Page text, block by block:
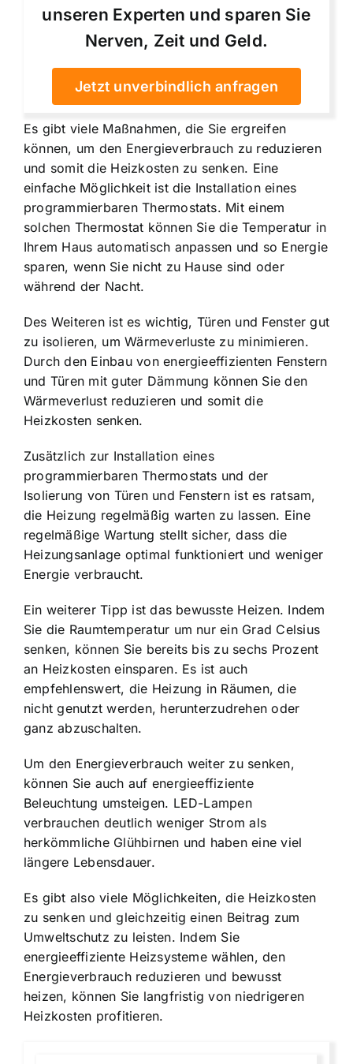
unseren Experten und sparen Sie
Nerven, Zeit und Geld.
Jetzt unverbindlich anfragen
Es gibt viele Maßnahmen, die Sie ergreifen
können, um den Energieverbrauch zu reduzieren
und somit die Heizkosten zu senken. Eine
einfache Möglichkeit ist die Installation eines
programmierbaren Thermostats. Mit einem
solchen Thermostat können Sie die Temperatur in
Ihrem Haus automatisch anpassen und so Energie
sparen, wenn Sie nicht zu Hause sind oder
während der Nacht.
Des Weiteren ist es wichtig, Türen und Fenster gut
zu isolieren, um Wärmeverluste zu minimieren.
Durch den Einbau von energieeffizienten Fenstern
und Türen mit guter Dämmung können Sie den
Wärmeverlust reduzieren und somit die
Heizkosten senken.
Zusätzlich zur Installation eines
programmierbaren Thermostats und der
Isolierung von Türen und Fenstern ist es ratsam,
die Heizung regelmäßig warten zu lassen. Eine
regelmäßige Wartung stellt sicher, dass die
Heizungsanlage optimal funktioniert und weniger
Energie verbraucht.
Ein weiterer Tipp ist das bewusste Heizen. Indem
Sie die Raumtemperatur um nur ein Grad Celsius
senken, können Sie bereits bis zu sechs Prozent
an Heizkosten einsparen. Es ist auch
empfehlenswert, die Heizung in Räumen, die
nicht genutzt werden, herunterzudrehen oder
ganz abzuschalten.
Um den Energieverbrauch weiter zu senken,
können Sie auch auf energieeffiziente
Beleuchtung umsteigen. LED-Lampen
verbrauchen deutlich weniger Strom als
herkömmliche Glühbirnen und haben eine viel
längere Lebensdauer.
Es gibt also viele Möglichkeiten, die Heizkosten
zu senken und gleichzeitig einen Beitrag zum
Umweltschutz zu leisten. Indem Sie
energieeffiziente Heizsysteme wählen, den
Energieverbrauch reduzieren und bewusst
heizen, können Sie langfristig von niedrigeren
Heizkosten profitieren.